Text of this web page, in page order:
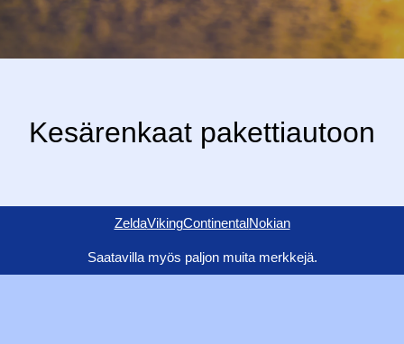
Kesärenkaat pakettiautoon
ZeldaVikingContinentalNokian
Saatavilla myös paljon muita merkkejä.